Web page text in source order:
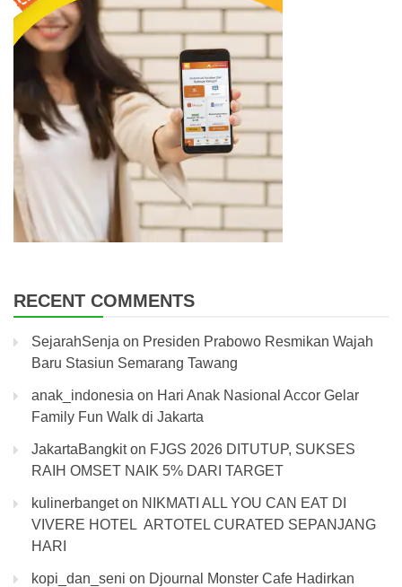
RECENT COMMENTS
SejarahSenja on Presiden Prabowo Resmikan Wajah
Baru Stasiun Semarang Tawang
anak_indonesia on Hari Anak Nasional Accor Gelar
Family Fun Walk di Jakarta
JakartaBangkiton FJGS 2026 DITUTUP, SUKSES
RAIH OMSET NAIK 5% DARI TARGET
kulinerbangeton NIKMATI ALL YOU CAN EAT DI
VIVERE HOTEL ARTOTEL CURATED SEPANJANG
HARI
kopi_dan_seni on Djournal Monster Cafe Hadirkan